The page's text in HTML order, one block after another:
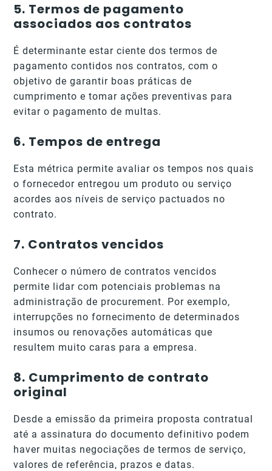
5. Termos de pagamento
associados aos contratos
É determinante estar ciente dos termos de
pagamento contidos nos contratos, com o
objetivo de garantir boas práticas de
cumprimento e tomar ações preventivas para
evitar o pagamento de multas.
6. Tempos de entrega
Esta métrica permite avaliar os tempos nos quais
o fornecedor entregou um produto ou serviço
acordes aos níveis de serviço pactuados no
contrato.
7. Contratos vencidos
Conhecer o número de contratos vencidos
permite lidar com potenciais problemas na
administração de procurement. Por exemplo,
interrupções no fornecimento de determinados
insumos ou renovações automáticas que
resultem muito caras para a empresa.
8. Cumprimento de contrato
original
Desde a emissão da primeira proposta contratual
até a assinatura do documento definitivo podem
haver muitas negociações de termos de serviço,
valores de referência, prazos e datas.